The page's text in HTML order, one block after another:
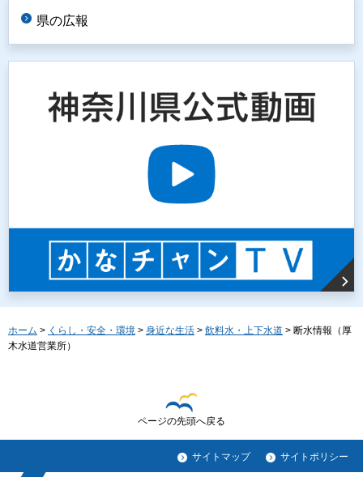
県の広報
ホーム > くらし・安全・環境 > 身近な生活 > 飲料水・上下水道 > 断水情報（厚
木水道営業所）
ページの先頭へ戻る
サイトマップ サイトポリシー